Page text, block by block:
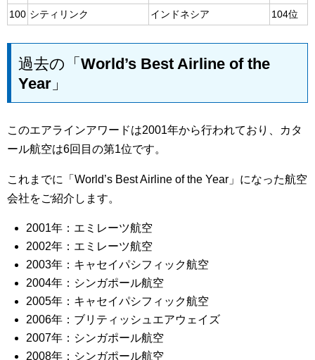
100 シティリンク インドネシア 104位
過去の「World’s Best Airline of the
Year」
このエアラインアワードは2001年から行われており、カタ
ール航空は6回目の第1位です。
これまでに「World’s Best Airline of the Year」になった航空
会社をご紹介します。
2001年：エミレーツ航空
2002年：エミレーツ航空
2003年：キャセイパシフィック航空
2004年：シンガポール航空
2005年：キャセイパシフィック航空
2006年：ブリティッシュエアウェイズ
2007年：シンガポール航空
2008年：シンガポール航空